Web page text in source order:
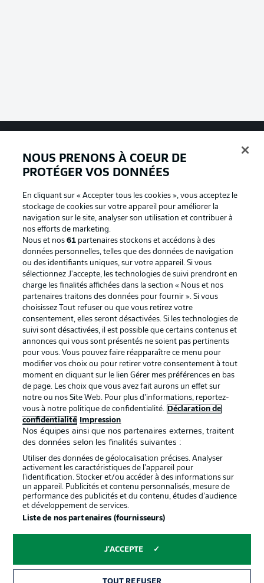
Football as it's meant to be
BUNDESLIGA APP
Proposé par
La publicité
services
Mentions Légales Gérer mes préférences
Déclaration de
confidentialité
Diffuseurs
Travaux Contact
Impression Joueurs
NOUS PRENONS À COEUR DE
PROTÉGER VOS DONNÉES
En cliquant sur « Accepter tous les cookies », vous acceptez le
stockage de cookies sur votre appareil pour améliorer la
navigation sur le site, analyser son utilisation et contribuer à
nos efforts de marketing.
Nous et nos61 partenaires stockons et accédons à des
données personnelles, telles que des données de navigation
ou des identifiants uniques, sur votre appareil. Si vous
sélectionnez J'accepte, les technologies de suivi prendront en
charge les finalités affichées dans la section « Nous et nos
partenaires traitons des données pour fournir ». Si vous
choisissez Tout refuser ou que vous retirez votre
consentement, elles seront désactivées. Si les technologies de
suivi sont désactivées, il est possible que certains contenus et
annonces qui vous sont présentés ne soient pas pertinents
pour vous. Vous pouvez faire réapparaître ce menu pour
modifier vos choix ou pour retirer votre consentement à tout
moment en cliquant sur le lien Gérer mes préférences en bas
de page. Les choix que vous avez fait aurons un effet sur
notre ou nos Site Web. Pour plus d’informations, reportez-
vous à notre politique de confidentialité.
Déclaration de
confidentialité
Impression
Nos équipes ainsi que nos partenaires externes, traitent
des données selon les finalités suivantes :
Utiliser des données de géolocalisation précises. Analyser
activement les caractéristiques de l’appareil pour
l’identification. Stocker et/ou accéder à des informations sur
un appareil. Publicités et contenu personnalisés, mesure de
performance des publicités et du contenu, études d’audience
et développement de services.
Liste de nos partenaires (fournisseurs)
J'ACCEPTE